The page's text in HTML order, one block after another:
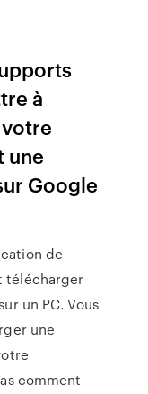
à
une
Google
de
télécharger
un PC. Vous
une
comment